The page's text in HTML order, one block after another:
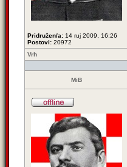
Pridružen/a: 14 ruj 2009, 16:26
Postovi: 20972
Vrh
MiB